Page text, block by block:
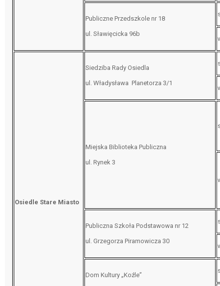
Publiczne Przedszkole nr 18
ul. Sławięcicka 96b
Osiedle Stare Miasto
Siedziba Rady Osiedla
ul. Władysława Planetorza 3/1
Miejska Biblioteka Publiczna
ul. Rynek 3
Publiczna Szkoła Podstawowa nr 12
ul. Grzegorza Piramowicza 30
Dom Kultury „Koźle”